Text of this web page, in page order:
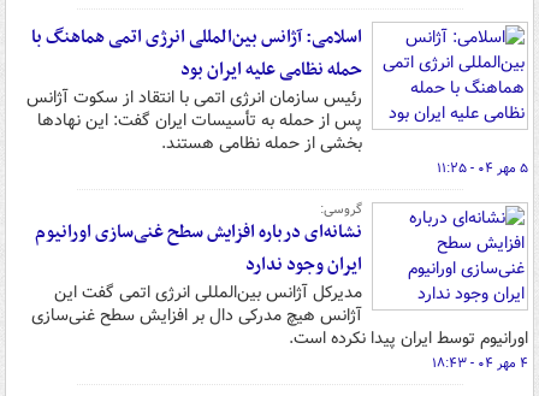
اسلامی: آژانس بین‌المللی انرژی اتمی هماهنگ با
حمله نظامی علیه ایران بود
رئیس سازمان انرژی اتمی با انتقاد از سکوت آژانس
پس از حمله به تأسیسات ایران گفت: این نهادها
بخشی از حمله نظامی هستند.
۵ مهر ۰۴ - ۱۱:۲۵
گروسی:
نشانه‌ای درباره افزایش سطح غنی‌سازی اورانیوم
ایران وجود ندارد
مدیرکل آژانس بین‌المللی انرژی اتمی گفت این
آژانس هیچ مدرکی دال بر افزایش سطح غنی‌سازی
اورانیوم توسط ایران پیدا نکرده است.
۴ مهر ۰۴ - ۱۸:۴۳